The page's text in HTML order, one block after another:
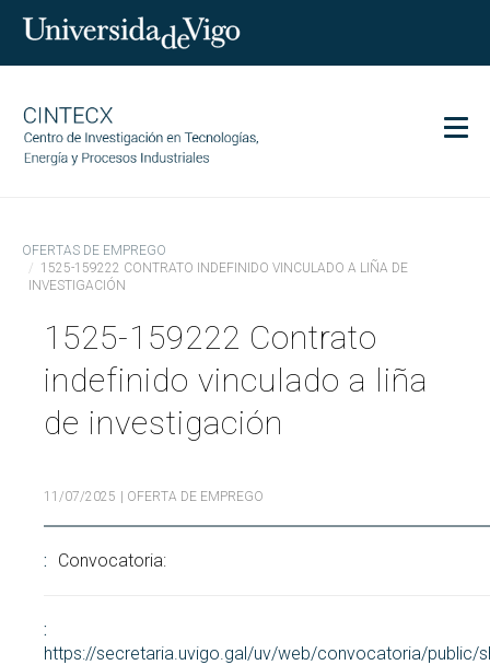
Investigación
Transferencia
Servizos
Ciencia e sociedade
Comunicación
Search
Buscar
por:
OFERTAS DE EMPREGO
1525-159222 CONTRATO INDEFINIDO VINCULADO A LIÑA DE
INVESTIGACIÓN
1525-159222 Contrato
indefinido vinculado a liña
de investigación
11/07/2025 | OFERTA DE EMPREGO
Convocatoria:
https://secretaria.uvigo.gal/uv/web/convocatoria/public/